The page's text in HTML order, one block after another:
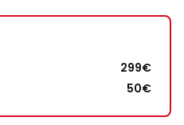
299€
50€